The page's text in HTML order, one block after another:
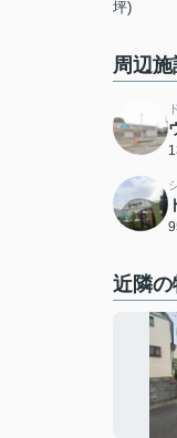
坪)
周辺施
近隣の